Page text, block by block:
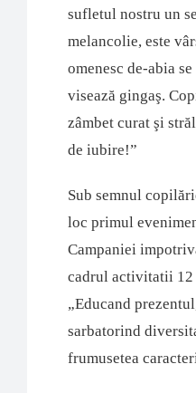
sufletul nostru un
melancolie, este
omenesc de-abia
visează gingaş.
zâmbet curat şi
de iubire!”
Sub semnul
loc primul
Campaniei
cadrul activitatii 12
„Educand
sarbatorind
frumusetea